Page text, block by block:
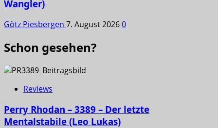
Wangler)
Götz Piesbergen 7. August 20260
Schon gesehen?
Reviews
Perry Rhodan – 3389 – Der letzte
Mentalstabile (Leo Lukas)